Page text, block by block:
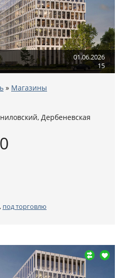
01.06.2026
15
» Магазины
Дербеневская
, под торговлю